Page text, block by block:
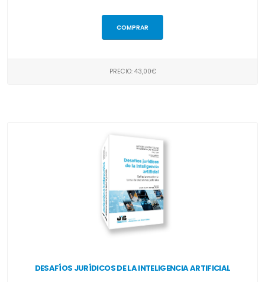
COMPRAR
PRECIO: 43,00€
DESAFÍOS JURÍDICOS DE LA INTELIGENCIA ARTIFICIAL